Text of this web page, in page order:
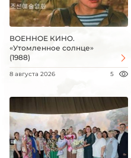
ВОЕННОЕ КИНО.
«Утомленное солнце»
(1988)
8 августа 2026 5